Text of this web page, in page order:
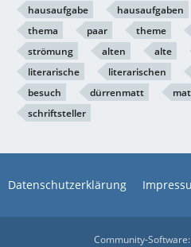
hausaufgabe hausaufgaben
thema
paar theme
strömung
alten alte
literarische
literarischen
besuch
dürrenmatt
schriftsteller
Datenschutzerklärung
Community-Software: